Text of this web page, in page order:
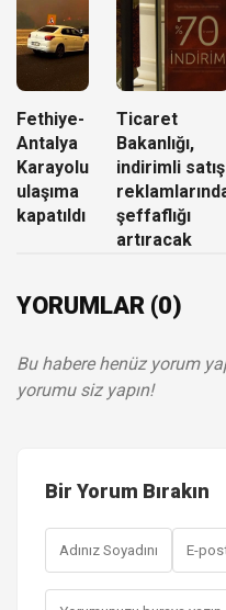
Fethiye-
Antalya
Karayolu
ulaşıma
kapatıldı
Ticaret
Bakanlığı,
indirimli satış
şeffaflığı
artıracak
YORUMLAR (0)
Bu habere henüz yorum
yorumu siz yapın!
Bir Yorum Bırakın